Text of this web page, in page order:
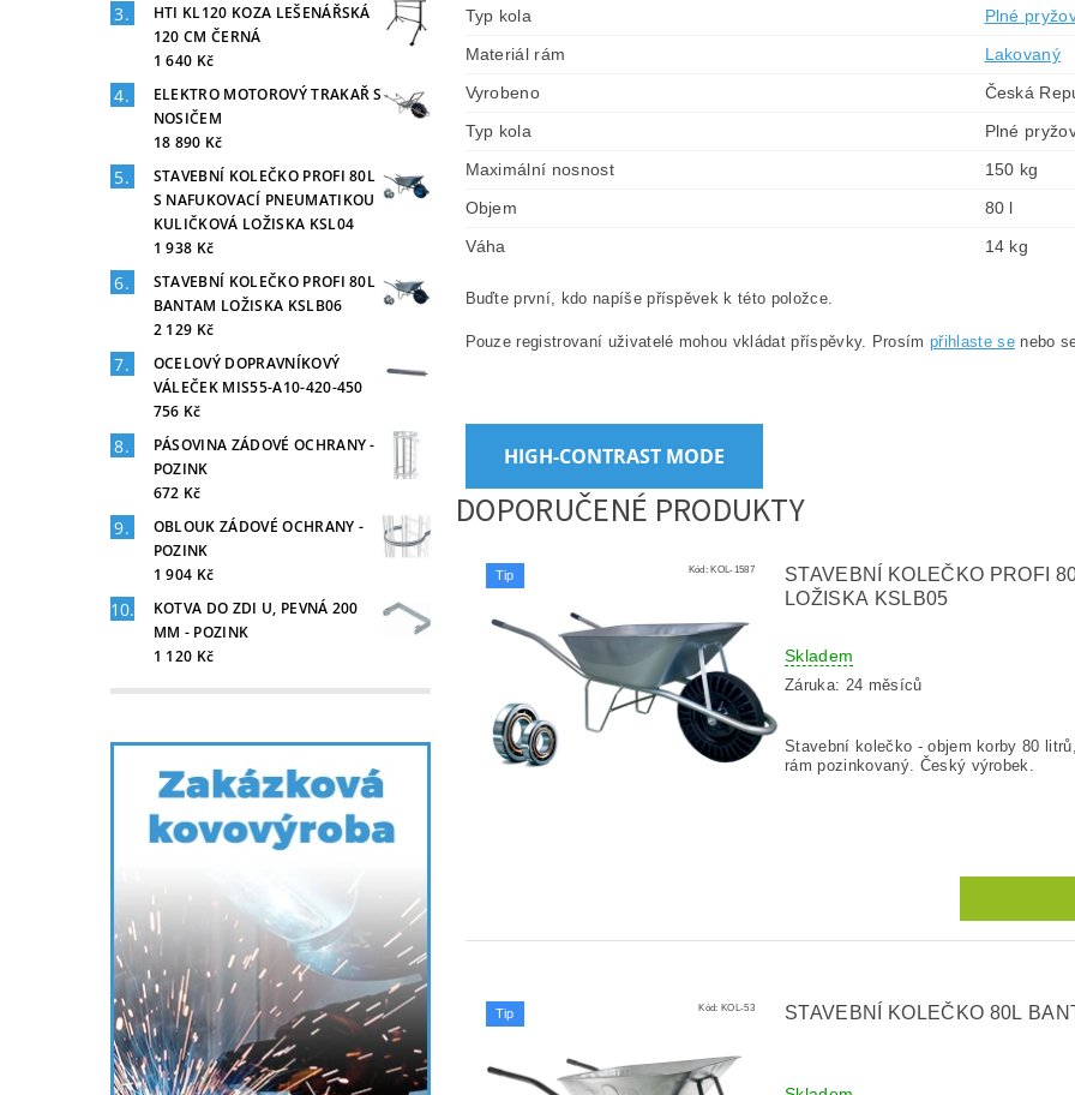
HTI KL120 KOZA LEŠENÁŘSKÁ
120 CM ČERNÁ
1 640 Kč
ELEKTRO MOTOROVÝ TRAKAŘ S
NOSIČEM
18 890 Kč
STAVEBNÍ KOLEČKO PROFI 80L
S NAFUKOVACÍ PNEUMATIKOU
KULIČKOVÁ LOŽISKA KSL04
1 938 Kč
STAVEBNÍ KOLEČKO PROFI 80L
BANTAM LOŽISKA KSLB06
2 129 Kč
OCELOVÝ DOPRAVNÍKOVÝ
VÁLEČEK MIS55-A10-420-450
756 Kč
PÁSOVINA ZÁDOVÉ OCHRANY -
POZINK
672 Kč
OBLOUK ZÁDOVÉ OCHRANY -
POZINK
1 904 Kč
KOTVA DO ZDI U, PEVNÁ 200
MM - POZINK
1 120 Kč
Typ kola
Plné
Materiál rám
Lakovaný
Vyrobeno
Česká
Typ kola
Plné
Maximální nosnost
150 kg
Objem
80 l
Váha
14 kg
Buďte první, kdo napíše příspěvek k této položce.
Pouze registrovaní uživatelé mohou vkládat příspěvky. Prosímpřihlaste senebo
HIGH-CONTRAST MODE
DOPORUČENÉ PRODUKTY
Tip Kód:KOL-1587
STAVEBNÍ KOLEČKO PROFI
LOŽISKA KSLB05
Skladem
Záruka: 24 měsíců
Stavební kolečko - objem korby 80
rám pozinkovaný. Český výrobek.
Tip Kód:KOL-53 STAVEBNÍ KOLEČKO 80L